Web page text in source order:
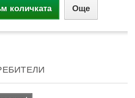
количката Още